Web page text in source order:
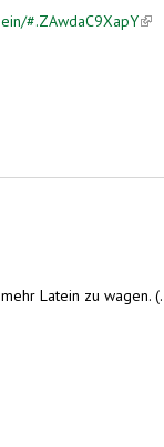
#.ZAwdaC9XapY
Latein zu wagen.